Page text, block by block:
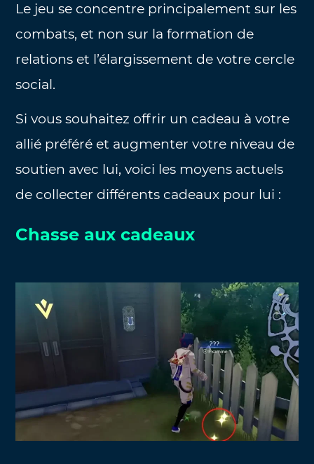
Le jeu se concentre principalement sur les
combats, et non sur la formation de
relations et l’élargissement de votre cercle
social.
Si vous souhaitez offrir un cadeau à votre
allié préféré et augmenter votre niveau de
soutien avec lui, voici les moyens actuels
de collecter différents cadeaux pour lui :
Chasse aux cadeaux